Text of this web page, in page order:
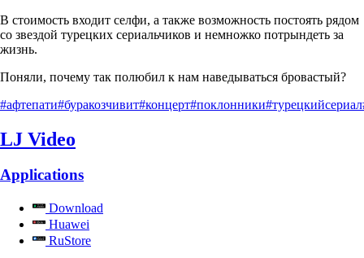
В стоимость входит селфи, а также возможность постоять рядом
со звездой турецких сериальчиков и немножко потрындеть за
жизнь.
Поняли, почему так полюбил к нам наведываться бровастый?
#афтепати#буракозчивит#концерт#поклонники#турецкийсериал
LJ Video
Applications
Download
Huawei
RuStore